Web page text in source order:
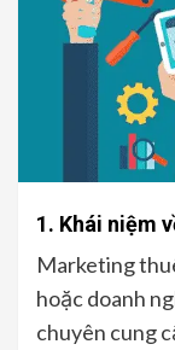
1. Khái niệm
Marketing
hoặc doanh
chuyên cung